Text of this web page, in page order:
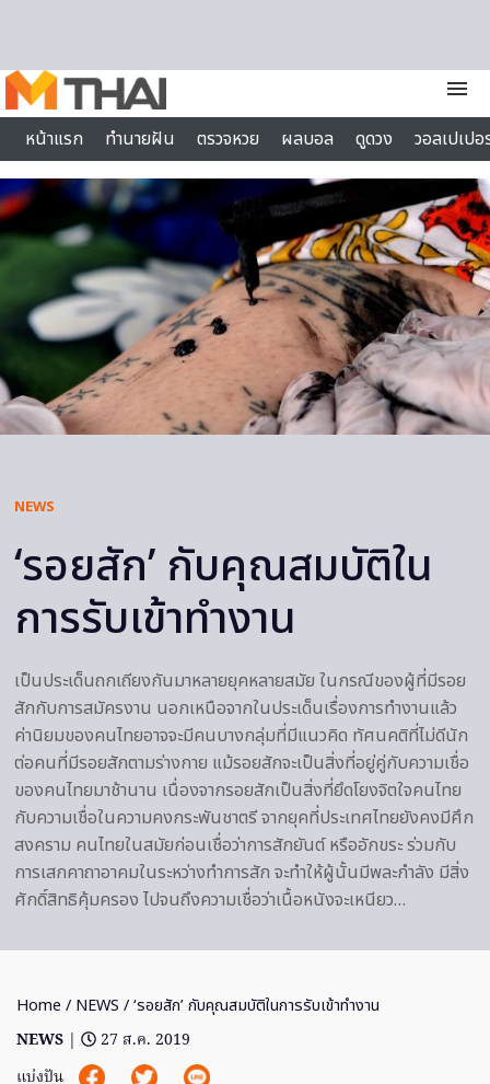
menu
หน้าแรก
ทำนายฝัน ตรวจหวย ผลบอล ดูดวง
วอลเปเป
ไลฟ์สไตล์
NEWS
‘รอยสัก’ กับคุณสมบัติใน
การรับเข้าทำงาน
เป็นประเด็นถกเถียงกันมาหลายยุคหลายสมัย ในกรณีของผู้ที่มีรอย
สักกับการสมัครงาน นอกเหนือจากในประเด็นเรื่องการทำงานแล้ว
ค่านิยมของคนไทยอาจจะมีคนบางกลุ่มที่มีแนวคิด ทัศนคติที่ไม่ดีนัก
ต่อคนที่มีรอยสักตามร่างกาย แม้รอยสักจะเป็นสิ่งที่อยู่คู่กับความเชื่อ
ของคนไทยมาช้านาน เนื่องจากรอยสักเป็นสิ่งที่ยึดโยงจิตใจคนไทย
กับความเชื่อในความคงกระพันชาตรี จากยุคที่ประเทศไทยยังคงมีศึก
สงคราม คนไทยในสมัยก่อนเชื่อว่าการสักยันต์ หรืออักขระ ร่วมกับ
การเสกคาถาอาคมในระหว่างทำการสัก จะทำให้ผู้นั้นมีพละกำลัง มีสิ่ง
ศักดิ์สิทธิคุ้มครอง ไปจนถึงความเชื่อว่าเนื้อหนังจะเหนียว…
Home / NEWS / ‘รอยสัก’ กับคุณสมบัติในการรับเข้าทำงาน
NEWS |
27 ส.ค. 2019
แบ่งปัน